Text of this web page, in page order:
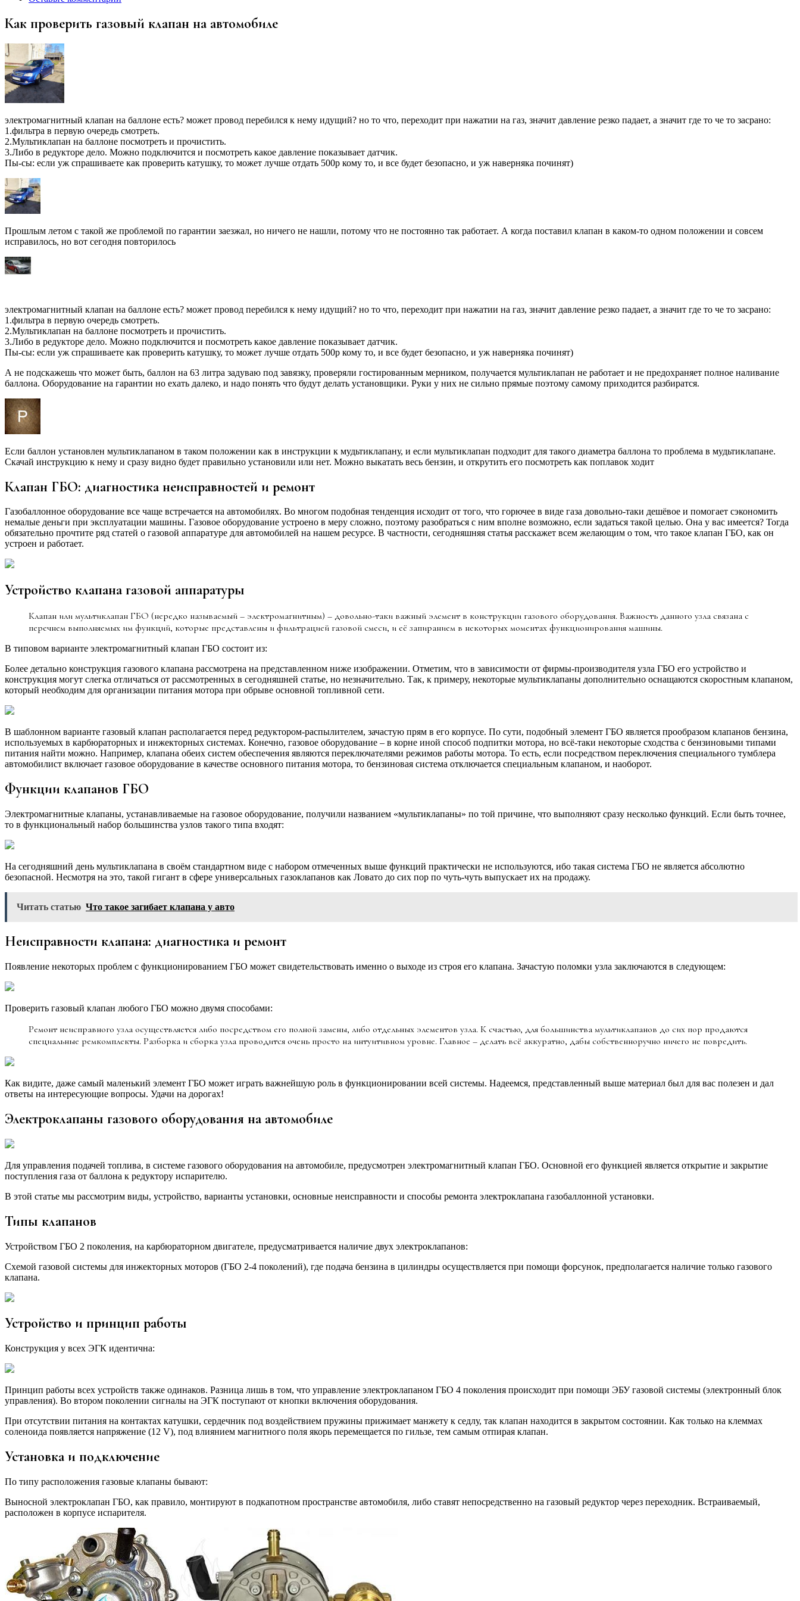
Как проверить газовый клапан на автомобиле
электромагнитный клапан на баллоне есть? может провод перебился к нему идущий? но то что, переходит при нажатии на газ, значит давление резко падает, а значит где то че то засрано:
1.фильтра в первую очередь смотреть.
2.Мультиклапан на баллоне посмотреть и прочистить.
3.Либо в редукторе дело. Можно подключится и посмотреть какое давление показывает датчик.
Пы-сы: если уж спрашиваете как проверить катушку, то может лучше отдать 500р кому то, и все будет безопасно, и уж наверняка починят)
Прошлым летом с такой же проблемой по гарантии заезжал, но ничего не нашли, потому что не постоянно так работает. А когда поставил клапан в каком-то одном положении и совсем
исправилось, но вот сегодня повторилось
электромагнитный клапан на баллоне есть? может провод перебился к нему идущий? но то что, переходит при нажатии на газ, значит давление резко падает, а значит где то че то засрано:
1.фильтра в первую очередь смотреть.
2.Мультиклапан на баллоне посмотреть и прочистить.
3.Либо в редукторе дело. Можно подключится и посмотреть какое давление показывает датчик.
Пы-сы: если уж спрашиваете как проверить катушку, то может лучше отдать 500р кому то, и все будет безопасно, и уж наверняка починят)
А не подскажешь что может быть, баллон на 63 литра задуваю под завязку, проверяли гостированным мерником, получается мультиклапан не работает и не предохраняет полное наливание
баллона. Оборудование на гарантии но ехать далеко, и надо понять что будут делать установщики. Руки у них не сильно прямые поэтому самому приходится разбиратся.
Если баллон установлен мультиклапаном в таком положении как в инструкции к мудьтиклапану, и если мультиклапан подходит для такого диаметра баллона то проблема в мудьтиклапане.
Скачай инструкцию к нему и сразу видно будет правильно установили или нет. Можно выкатать весь бензин, и открутить его посмотреть как поплавок ходит
Клапан ГБО: диагностика неисправностей и ремонт
Газобаллонное оборудование все чаще встречается на автомобилях. Во многом подобная тенденция исходит от того, что горючее в виде газа довольно-таки дешёвое и помогает сэкономить
немалые деньги при эксплуатации машины. Газовое оборудование устроено в меру сложно, поэтому разобраться с ним вполне возможно, если задаться такой целью. Она у вас имеется? Тогда
обязательно прочтите ряд статей о газовой аппаратуре для автомобилей на нашем ресурсе. В частности, сегодняшняя статья расскажет всем желающим о том, что такое клапан ГБО, как он
устроен и работает.
Устройство клапана газовой аппаратуры
Клапан или мультиклапан ГБО (нередко называемый – электромагнитным) – довольно-таки важный элемент в конструкции газового оборудования. Важность данного узла связана с
перечнем выполняемых им функций, которые представлены и фильтрацией газовой смеси, и её запиранием в некоторых моментах функционирования машины.
В типовом варианте электромагнитный клапан ГБО состоит из:
Более детально конструкция газового клапана рассмотрена на представленном ниже изображении. Отметим, что в зависимости от фирмы-производителя узла ГБО его устройство и
конструкция могут слегка отличаться от рассмотренных в сегодняшней статье, но незначительно. Так, к примеру, некоторые мультиклапаны дополнительно оснащаются скоростным клапаном,
который необходим для организации питания мотора при обрыве основной топливной сети.
В шаблонном варианте газовый клапан располагается перед редуктором-распылителем, зачастую прям в его корпусе. По сути, подобный элемент ГБО является прообразом клапанов бензина,
используемых в карбюраторных и инжекторных системах. Конечно, газовое оборудование – в корне иной способ подпитки мотора, но всё-таки некоторые сходства с бензиновыми типами
питания найти можно. Например, клапана обеих систем обеспечения являются переключателями режимов работы мотора. То есть, если посредством переключения специального тумблера
автомобилист включает газовое оборудование в качестве основного питания мотора, то бензиновая система отключается специальным клапаном, и наоборот.
Функции клапанов ГБО
Электромагнитные клапаны, устанавливаемые на газовое оборудование, получили названием «мультиклапаны» по той причине, что выполняют сразу несколько функций. Если быть точнее,
то в функциональный набор большинства узлов такого типа входят:
На сегодняшний день мультиклапана в своём стандартном виде с набором отмеченных выше функций практически не используются, ибо такая система ГБО не является абсолютно
безопасной. Несмотря на это, такой гигант в сфере универсальных газоклапанов как Ловато до сих пор по чуть-чуть выпускает их на продажу.
Читать статью Что такое загибает клапана у авто
Неисправности клапана: диагностика и ремонт
Появление некоторых проблем с функционированием ГБО может свидетельствовать именно о выходе из строя его клапана. Зачастую поломки узла заключаются в следующем:
Проверить газовый клапан любого ГБО можно двумя способами:
Ремонт неисправного узла осуществляется либо посредством его полной замены, либо отдельных элементов узла. К счастью, для большинства мультиклапанов до сих пор продаются
специальные ремкомплекты. Разборка и сборка узла проводится очень просто на интуитивном уровне. Главное – делать всё аккуратно, дабы собственноручно ничего не повредить.
Как видите, даже самый маленький элемент ГБО может играть важнейшую роль в функционировании всей системы. Надеемся, представленный выше материал был для вас полезен и дал
ответы на интересующие вопросы. Удачи на дорогах!
Электроклапаны газового оборудования на автомобиле
Для управления подачей топлива, в системе газового оборудования на автомобиле, предусмотрен электромагнитный клапан ГБО. Основной его функцией является открытие и закрытие
поступления газа от баллона к редуктору испарителю.
В этой статье мы рассмотрим виды, устройство, варианты установки, основные неисправности и способы ремонта электроклапана газобаллонной установки.
Типы клапанов
Устройством ГБО 2 поколения, на карбюраторном двигателе, предусматривается наличие двух электроклапанов:
Схемой газовой системы для инжекторных моторов (ГБО 2-4 поколений), где подача бензина в цилиндры осуществляется при помощи форсунок, предполагается наличие только газового
клапана.
Устройство и принцип работы
Конструкция у всех ЭГК идентична:
Принцип работы всех устройств также одинаков. Разница лишь в том, что управление электроклапаном ГБО 4 поколения происходит при помощи ЭБУ газовой системы (электронный блок
управления). Во втором поколении сигналы на ЭГК поступают от кнопки включения оборудования.
При отсутствии питания на контактах катушки, сердечник под воздействием пружины прижимает манжету к седлу, так клапан находится в закрытом состоянии. Как только на клеммах
соленоида появляется напряжение (12 V), под влиянием магнитного поля якорь перемещается по гильзе, тем самым отпирая клапан.
Установка и подключение
По типу расположения газовые клапаны бывают:
Выносной электроклапан ГБО, как правило, монтируют в подкапотном пространстве автомобиля, либо ставят непосредственно на газовый редуктор через переходник. Встраиваемый,
расположен в корпусе испарителя.